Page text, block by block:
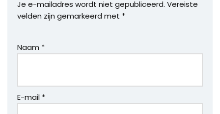
Je e-mailadres wordt niet gepubliceerd. Vereiste
velden zijn gemarkeerd met *
Naam *
E-mail *